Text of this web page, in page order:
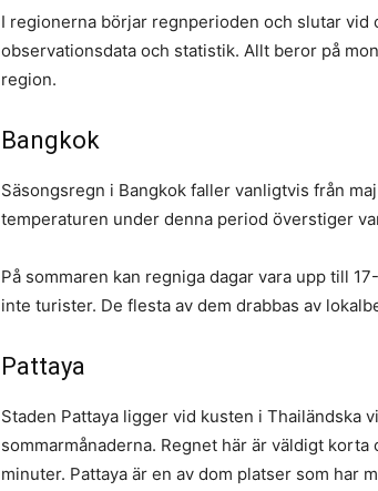
I regionerna börjar regnperioden och slutar
observationsdata och statistik. Allt beror på
region.
Bangkok
Säsongsregn i Bangkok faller vanligtvis från
temperaturen under denna period överstiger
På sommaren kan regniga dagar vara upp till
inte turister. De flesta av dem drabbas av
Pattaya
Staden Pattaya ligger vid kusten i Thailändska
sommarmånaderna. Regnet här är väldigt
minuter. Pattaya är en av dom platser som har